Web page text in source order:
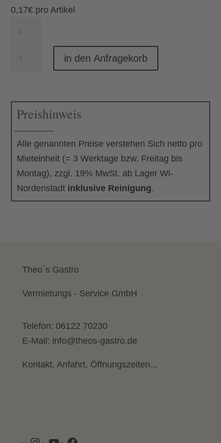
Menge
0,17€ pro Artikel
Basic
in den Anfragekorb
Preishinweis
Alle genannten Preise verstehen Sich netto pro
Mieteinheit (= 3 Werktage bzw. Freitag bis
Montag), zzgl. 19% MwSt. ab Lager Wi-
Nordenstadt inklusive Reinigung.
Theo´s Gastro
Vermietungs - Service GmbH
Telefon: 06122 70230
E-Mail: info@theos-gastro.de
Kontakt, Anfahrt, Öffnungszeiten...